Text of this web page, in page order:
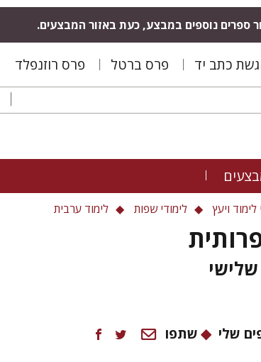
ספרים נוספים במבצע, כעת באזור המבצעים.
כתב יד פרס ברטל פרס רוזנפלד
ויעץ לימודי שפות לימוד ערבית
שלי שתפו